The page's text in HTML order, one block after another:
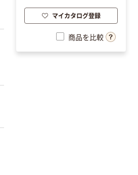
マイカタログ登録
商品を比較